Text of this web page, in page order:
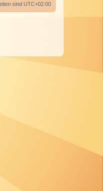
sind UTC+02:00